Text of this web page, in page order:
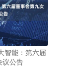
智能：第六届
议公告